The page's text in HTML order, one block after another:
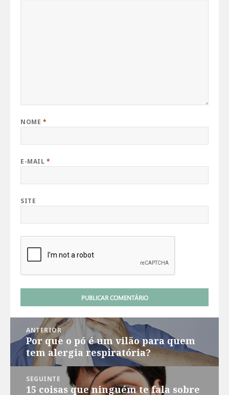
NOME *
E-MAIL *
SITE
Navegação
Post
ANTERIOR
Post
anterior:
Por que o pó é um vilão para quem
tem alergia respiratória?
SEGUINTE
Próximo
15 coisas que ninguém te fala sobre